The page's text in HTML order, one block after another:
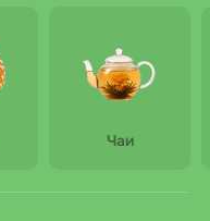
Чаи